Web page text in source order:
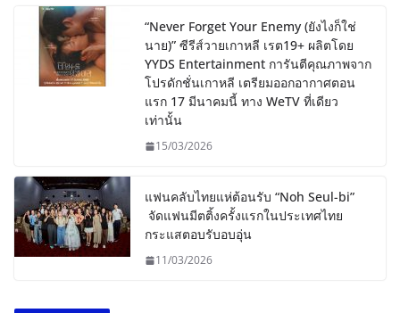
“Never Forget Your Enemy (ยังไงก็ใช่
นาย)” ซีรีส์วายเกาหลี เรต19+ ผลิตโดย
YYDS Entertainment การันตีคุณภาพจาก
โปรดักชั่นเกาหลี เตรียมออกอากาศตอน
แรก 17 มีนาคมนี้ ทาง WeTV ที่เดียว
เท่านั้น
15/03/2026
แฟนคลับไทยแห่ต้อนรับ “Noh Seul-bi”
จัดแฟนมีตติ้งครั้งแรกในประเทศไทย
กระแสตอบรับอบอุ่น
11/03/2026